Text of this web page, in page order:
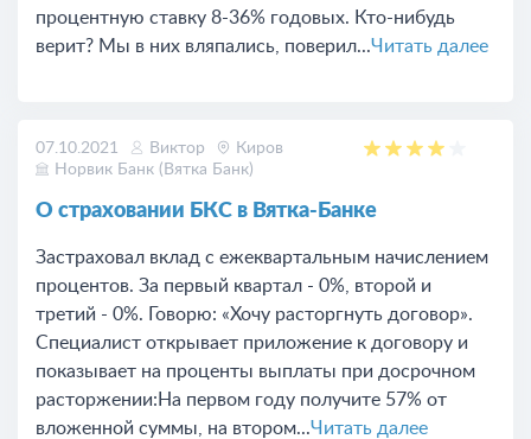
процентную ставку 8-36% годовых. Кто-нибудь
верит? Мы в них вляпались, поверил...Читать далее
07.10.2021 Виктор
Киров
Норвик Банк (Вятка Банк)
О страховании БКС в Вятка-Банке
Застраховал вклад с ежеквартальным начислением
процентов. За первый квартал - 0%, второй и
третий - 0%. Говорю: «Хочу расторгнуть договор».
Специалист открывает приложение к договору и
показывает на проценты выплаты при досрочном
расторжении:На первом году получите 57% от
вложенной суммы, на втором...Читать далее